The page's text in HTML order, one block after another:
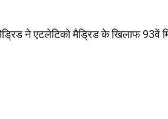
ने एटलेटिको मैड्रिड के खिलाफ 93वें